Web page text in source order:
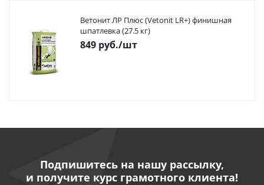
Ветонит ЛР Плюс (Vetonit LR+) финишная
шпатлевка (27.5 кг)
849 руб./шт
Подпишитесь на нашу рассылку,
и получите курс грамотного клиента!